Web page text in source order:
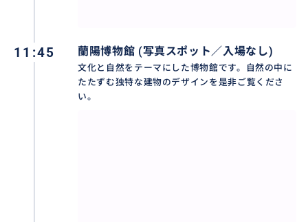
11:45 蘭陽博物館 (写真スポット／入場なし)
文化と自然をテーマにした博物館です。自然の中に
たたずむ独特な建物のデザインを是非ご覧くださ
い。